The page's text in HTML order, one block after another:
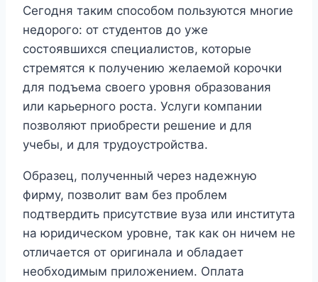
Сегодня таким способом пользуются многие
недорого: от студентов до уже
состоявшихся специалистов, которые
стремятся к получению желаемой корочки
для подъема своего уровня образования
или карьерного роста. Услуги компании
позволяют приобрести решение и для
учебы, и для трудоустройства.
Образец, полученный через надежную
фирму, позволит вам без проблем
подтвердить присутствие вуза или института
на юридическом уровне, так как он ничем не
отличается от оригинала и обладает
необходимым приложением. Оплата